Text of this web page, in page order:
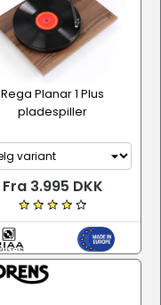
Rega Planar 1 Plus
pladespiller
Fra 3.995 DKK